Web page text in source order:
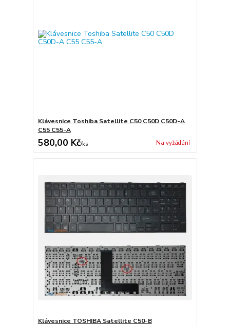
Klávesnice Toshiba Satellite C50 C50D C50D-A
C55 C55-A
580,00 Kč/ks Na vyžádání
Klávesnice TOSHIBA Satellite C50-B